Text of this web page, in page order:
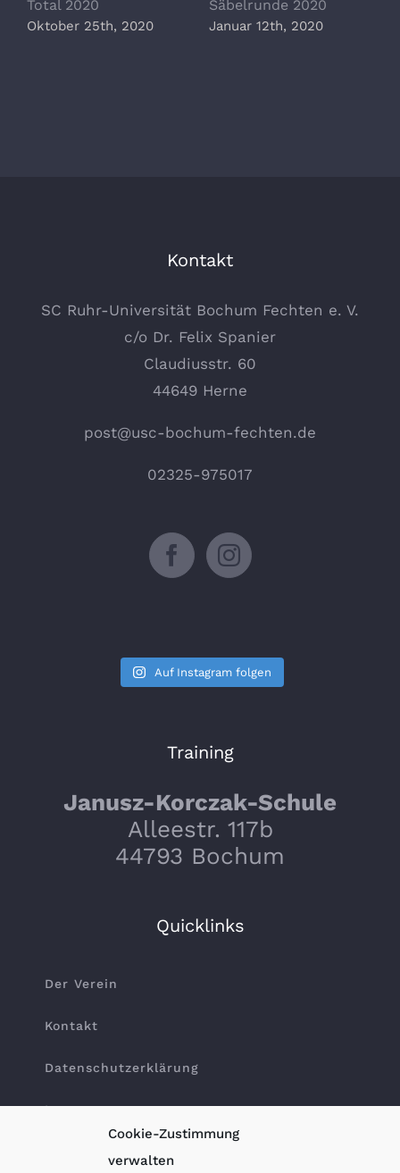
Cookie-Zustimmung
verwalten
Total 2020
Oktober 25th, 2020
Säbelrunde 2020
Januar 12th, 2020
Kontakt
SC Ruhr-Universität Bochum Fechten e. V.
c/o Dr. Felix Spanier
Claudiusstr. 60
44649 Herne
post@usc-bochum-fechten.de
02325-975017
Auf Instagram folgen
Training
Janusz-Korczak-Schule
Alleestr. 117b
44793 Bochum
Quicklinks
Der Verein
Kontakt
Datenschutzerklärung
Impressum